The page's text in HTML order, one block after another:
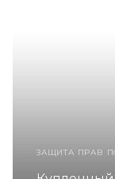
ЗАЩИТА ПРАВ